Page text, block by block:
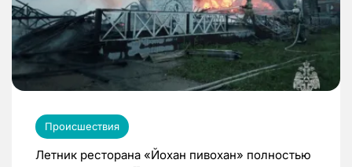
Происшествия
Летник ресторана «Йохан пивохан» полностью